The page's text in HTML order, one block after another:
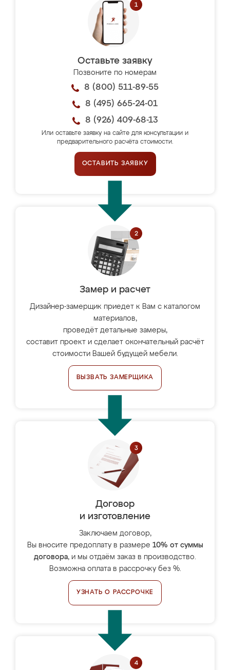
Оставьте заявку
Позвоните по номерам
8 (800) 511-89-55
8 (495) 665-24-01
8 (926) 409-68-13
Или оставьте заявку на сайте для консультации и
предварительного расчёта стоимости.
ОСТАВИТЬ ЗАЯВКУ
Замер и расчет
Дизайнер-замерщик приедет к Вам с каталогом
материалов,
проведёт детальные замеры,
составит проект и сделает окончательный расчёт
стоимости Вашей будущей мебели.
ВЫЗВАТЬ ЗАМЕРЩИКА
Договор
и изготовление
Заключаем договор,
Вы вносите предоплату в размере 10% от суммы
договора, и мы отдаём заказ в производство.
Возможна оплата в рассрочку без %.
УЗНАТЬ О РАССРОЧКЕ